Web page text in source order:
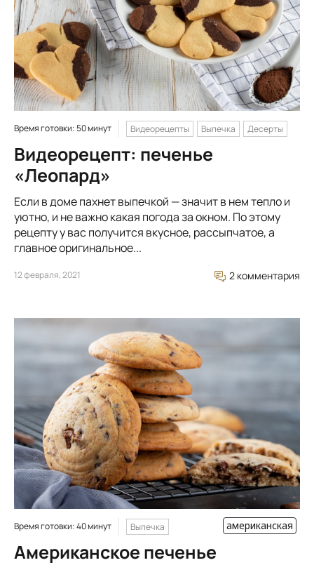
Время готовки: 50 минут Видеорецепты Выпечка Десерты
Видеорецепт: печенье
«Леопард»
Если в доме пахнет выпечкой — значит в нем тепло и
уютно, и не важно какая погода за окном. По этому
рецепту у вас получится вкусное, рассыпчатое, а
главное оригинальное...
12 февраля, 2021 2 комментария
Время готовки: 40 минут Выпечка американская
Американское печенье